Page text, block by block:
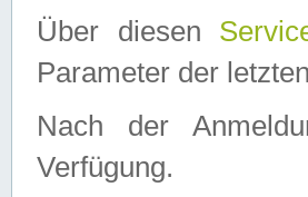
Über diesen
Parameter der
Nach der
Verfügung.